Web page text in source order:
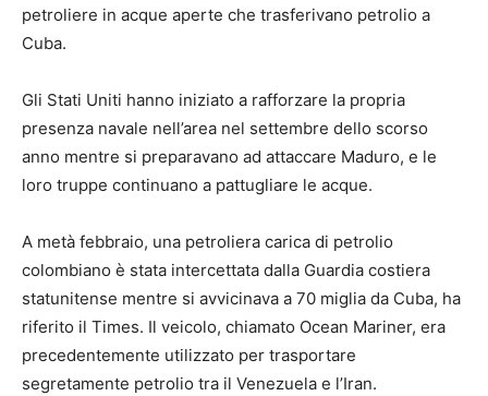
petroliere in acque aperte che trasferivano petrolio a
Cuba.
Gli Stati Uniti hanno iniziato a rafforzare la propria
presenza navale nell’area nel settembre dello scorso
anno mentre si preparavano ad attaccare Maduro, e le
loro truppe continuano a pattugliare le acque.
A metà febbraio, una petroliera carica di petrolio
colombiano è stata intercettata dalla Guardia costiera
statunitense mentre si avvicinava a 70 miglia da Cuba, ha
riferito il Times. Il veicolo, chiamato Ocean Mariner, era
precedentemente utilizzato per trasportare
segretamente petrolio tra il Venezuela e l’Iran.